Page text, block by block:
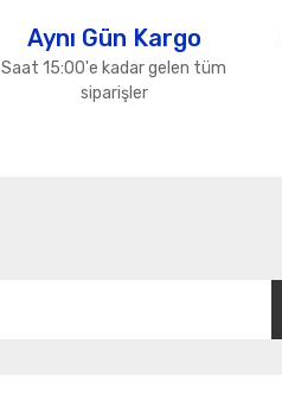
Aynı Gün Kargo
Saat 15:00'e kadar gelen tüm
siparişler